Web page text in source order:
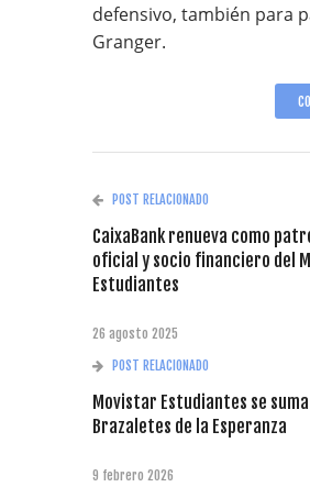
defensivo, también para
Granger.
POST RELACIONADO
CaixaBank renueva como
oficial y socio financiero del
Estudiantes
26 agosto 2025
POST RELACIONADO
Movistar Estudiantes se
Brazaletes de la Esperanza
9 febrero 2026